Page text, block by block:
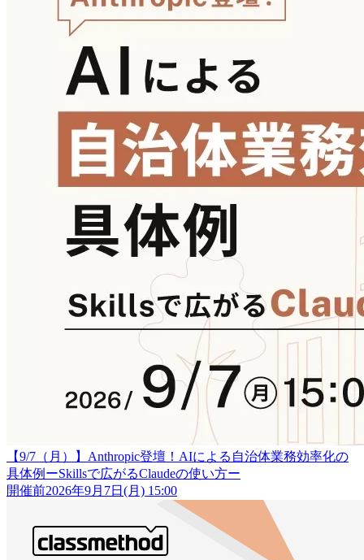
【9/7（月）】Anthropic登壇！AIによる自治体業務効率化の
具体例ーSkillsで広がるClaudeの使い方ー
開催前2026年9月7日(月) 15:00